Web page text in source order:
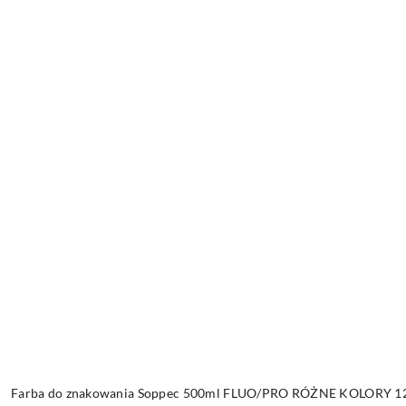
Farba do znakowania Soppec 500ml FLUO/PRO RÓŻNE KOLORY